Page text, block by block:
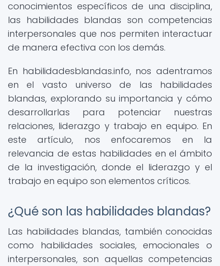
conocimientos específicos de una disciplina,
las habilidades blandas son competencias
interpersonales que nos permiten interactuar
de manera efectiva con los demás.
En habilidadesblandas.info, nos adentramos
en el vasto universo de las habilidades
blandas, explorando su importancia y cómo
desarrollarlas para potenciar nuestras
relaciones, liderazgo y trabajo en equipo. En
este artículo, nos enfocaremos en la
relevancia de estas habilidades en el ámbito
de la investigación, donde el liderazgo y el
trabajo en equipo son elementos críticos.
¿Qué son las habilidades blandas?
Las habilidades blandas, también conocidas
como habilidades sociales, emocionales o
interpersonales, son aquellas competencias